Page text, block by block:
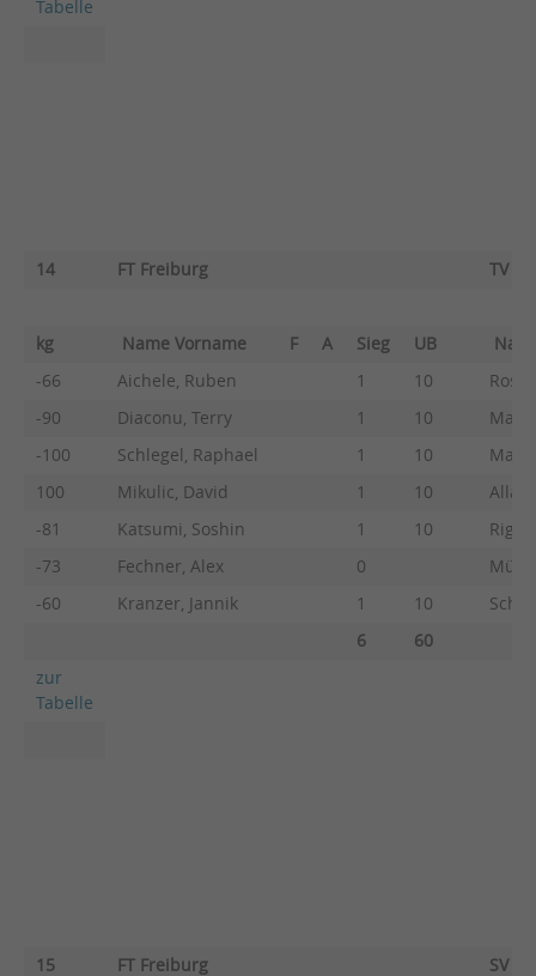
Tabelle
14 FT Freiburg TV
kg Name Vorname F A Sieg UB
-66
Aichele, Ruben 1 10
-90
Diaconu, Terry 1 10
-100
Schlegel, Raphael 1 10
100
Mikulic, David 1 10
-81
Katsumi, Soshin 1 10
-73
Fechner, Alex 0
-60
Kranzer, Jannik 1 10
6
60
zur
Tabelle
15 FT Freiburg SV